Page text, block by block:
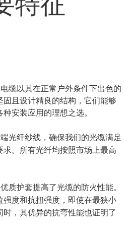
缆以其在正常户外条件下出色的
且设计精良的结构，它们能够
安装应用的理想之选。
光纤纱线，确保我们的光缆满足
。所有光纤均按照市场上最高
质护套提高了光缆的防火性能。
强度和抗扭强度，即使在最狭小
，其优异的抗弯性能也证明了